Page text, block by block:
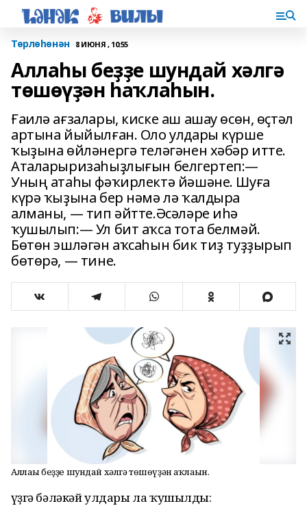
Төрлөһөнән 8 ИЮНЯ , 10:55
Аллаһы беҙҙе шундай хәлгә
төшөүҙән һаҡлаһын.
Ғаилә ағзалары, киске аш ашау өсөн, өҫтәл
артына йыйылған. Оло улдары күрше
ҡыҙына өйләнергә теләгәнен хәбәр итте.
Аталарыризаһыҙлығын белгертеп:—
Уның атаһы фәҡирлектә йәшәне. Шуға
күрә ҡыҙына бер нәмә лә ҡалдыра
алманы, — тип әйтте.Әсәләре иһә
ҡушылып:— Ул бит аҡса тота белмәй.
Бөтөн эшләгән аҡсаһын бик тиҙ туҙҙырып
бөтөрә, — тине.
Аллаһы беҙҙе шундай хәлгә төшөүҙән һаҡлаһын.
Һүҙгә бәләкәй улдары ла ҡушылды: